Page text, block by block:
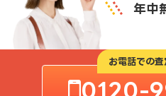
年中
お電話での査
0120-